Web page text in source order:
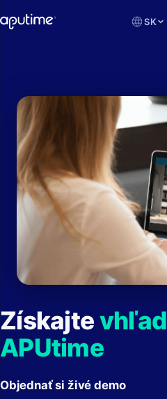
SK
Získajtevhľad
APUtime
Objednať si živé demo